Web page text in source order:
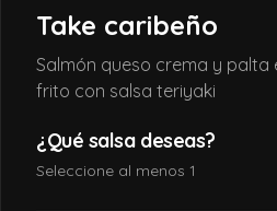
Take caribeño
Salmón queso crema y palta
frito con salsa teriyaki
¿Qué salsa deseas?
Seleccione al menos 1